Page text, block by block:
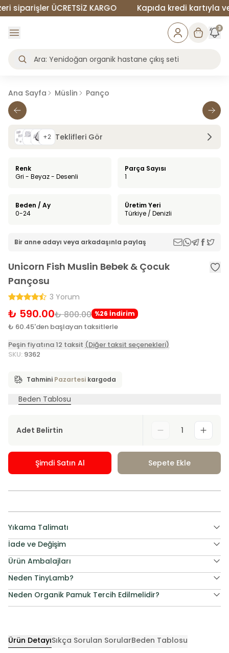
ÜCRETSİZ KARGO Kapıda kredi kartıyla
3
Ana Sayfa Müslin Panço
+2 Teklifleri Gör
Renk
Gri - Beyaz - Desenli
Parça Sayısı
1
Beden / Ay
0-24
Üretim Yeri
Türkiye / Denizli
Bir anne adayı veya arkadaşınla paylaş
Unicorn Fish Muslin Bebek & Çocuk
Pançosu
3 Yorum
₺ 590.00₺ 800.00 %26 İndirim
₺ 60.45'den başlayan taksitlerle
Peşin fiyatına 12 taksit (Diğer taksit seçenekleri)
SKU: 9362
Tahmini Pazartesi kargoda
Beden Tablosu
Adet Belirtin 1
Şimdi Satın Al Sepete Ekle
Yıkama Talimatı
İade ve Değişim
Ürün Ambalajları
Neden TinyLamb?
Neden Organik Pamuk Tercih Edilmelidir?
Ürün DetayıSıkça Sorulan SorularBeden Tablosu